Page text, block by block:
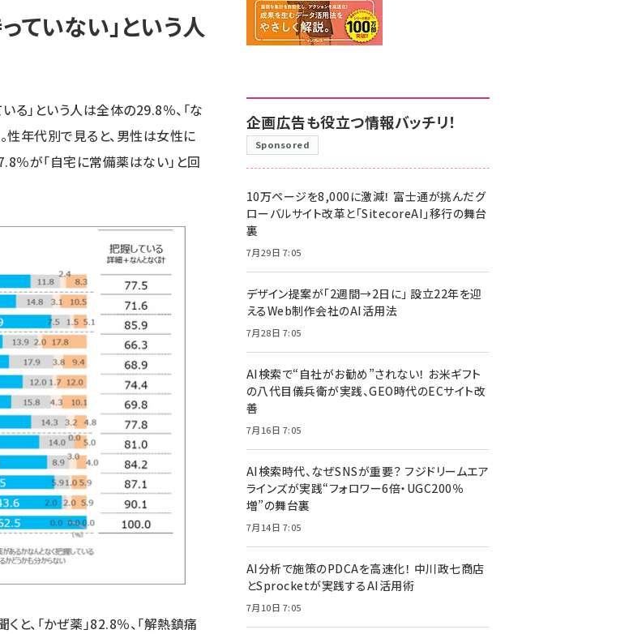
ていない」という人
る」という人は全体の29.8％、「な
性年代別で見ると、男性は女性に
％が「自宅に常備薬はない」と回
、「かぜ薬」82.8％、「解熱鎮痛
企画広告も役立つ情報バッチリ！
Sponsored
10万ページを8,000に激減！ 富士通が挑んだグ
ローバルサイト改革と「SitecoreAI」移行の舞台
裏
7月29日 7:05
デザイン提案が「2週間→2日に」 設立22年を迎
えるWeb制作会社のAI活用法
7月28日 7:05
AI検索で“自社がお勧め”されない！ お米ギフト
の八代目儀兵衛が実践、GEO時代のECサイト改
善
7月16日 7:05
AI検索時代、なぜSNSが重要？ フジドリームエア
ラインズが実践“フォロワー6倍・UGC200％
増”の舞台裏
7月14日 7:05
AI分析で施策のPDCAを高速化！ 中川政七商店
とSprocketが実践するAI活用術
7月10日 7:05